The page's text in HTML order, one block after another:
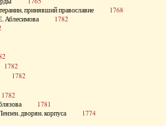
принявший православие 1768
Аблесимова 1782
1782
1782
1782
1781
Пензен. дворян. корпуса 1774